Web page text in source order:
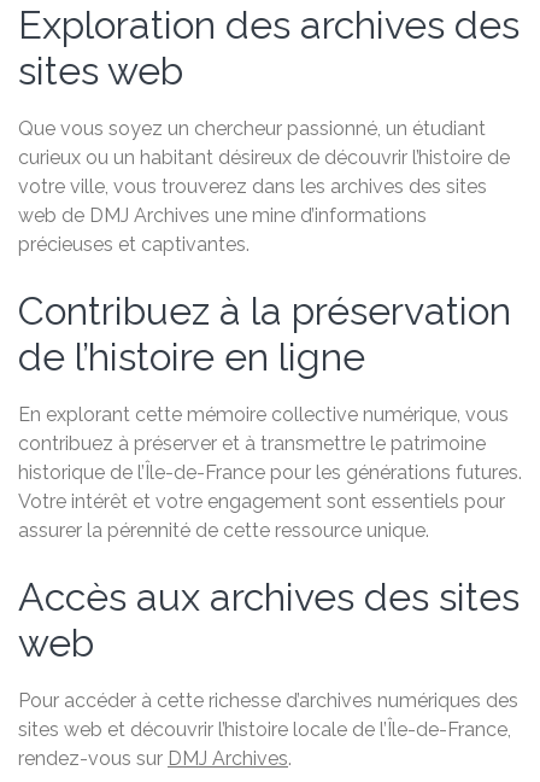
Exploration des archives des
sites web
Que vous soyez un chercheur passionné, un étudiant
curieux ou un habitant désireux de découvrir l’histoire de
votre ville, vous trouverez dans les archives des sites
web de DMJ Archives une mine d’informations
précieuses et captivantes.
Contribuez à la préservation
de l’histoire en ligne
En explorant cette mémoire collective numérique, vous
contribuez à préserver et à transmettre le patrimoine
historique de l’Île-de-France pour les générations futures.
Votre intérêt et votre engagement sont essentiels pour
assurer la pérennité de cette ressource unique.
Accès aux archives des sites
web
Pour accéder à cette richesse d’archives numériques des
sites web et découvrir l’histoire locale de l’Île-de-France,
rendez-vous sur DMJ Archives.